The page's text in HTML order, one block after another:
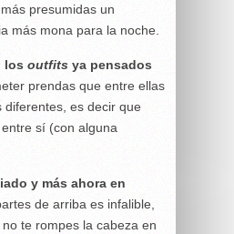
presumidas un
más mona para la noche.
los outfits ya pensados
prendas que entre ellas
diferentes, es decir que
sí (con alguna
y más ahora en
de arriba es infalible,
te rompes la cabeza en